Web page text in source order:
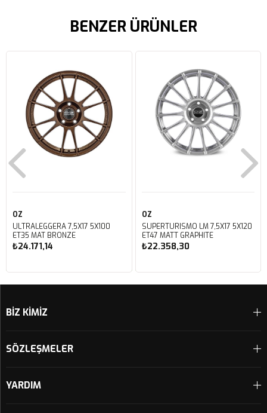
BENZER ÜRÜNLER
OZ
ULTRALEGGERA 7,5X17 5X100
ET35 MAT BRONZE
₺24.171,14
OZ
SUPERTURISMO LM 7,5X17 5X120
ET47 MATT GRAPHITE
₺22.358,30
BİZ KİMİZ
SÖZLEŞMELER
YARDIM